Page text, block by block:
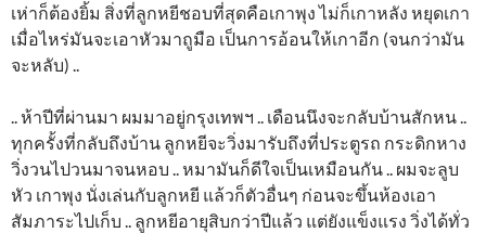
เห่าก็ต้องยิ้ม สิ่งที่ลูกหยีชอบที่สุดคือเกาพุง ไม่ก็เกาหลัง หยุดเกา
เมื่อไหร่มันจะเอาหัวมาถูมือ เป็นการอ้อนให้เกาอีก (จนกว่ามัน
จะหลับ) ..
.. ห้าปีที่ผ่านมา ผมมาอยู่กรุงเทพฯ .. เดือนนึงจะกลับบ้านสักหน ..
ทุกครั้งที่กลับถึงบ้าน ลูกหยีจะวิ่งมารับถึงที่ประตูรถ กระดิกหาง
วิ่งวนไปวนมาจนหอบ .. หมามันก็ดีใจเป็นเหมือนกัน .. ผมจะลูบ
หัว เกาพุง นั่งเล่นกับลูกหยี แล้วก็ตัวอื่นๆ ก่อนจะขึ้นห้องเอา
สัมภาระไปเก็บ .. ลูกหยีอายุสิบกว่าปีแล้ว แต่ยังแข็งแรง วิ่งได้ทั่ว